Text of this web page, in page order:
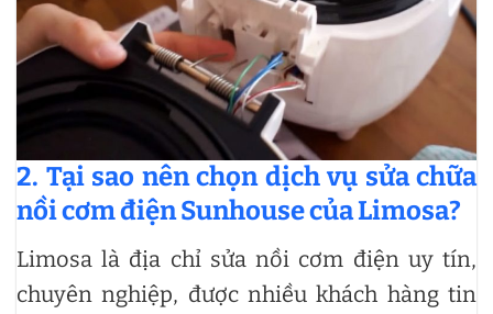
2. Tại sao nên chọn dịch vụ sửa chữa
nồi cơm điện Sunhouse của Limosa?
Limosa là địa chỉ sửa nồi cơm điện uy tín,
chuyên nghiệp, được nhiều khách hàng tin